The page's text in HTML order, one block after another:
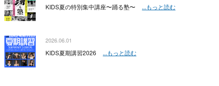
KIDS夏の特別集中講座〜踊る塾〜 ...もっと読む
2026.06.01
KIDS夏期講習2026 ...もっと読む